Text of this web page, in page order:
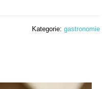
Kategorie: gastronomie